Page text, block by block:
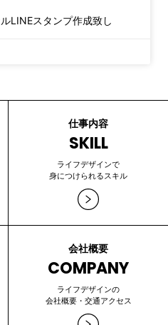
LINEスタンプ作成致し
仕事内容
SKILL
ライフデザインで
身につけられるスキル
会社概要
COMPANY
ライフデザインの
会社概要・交通アクセス